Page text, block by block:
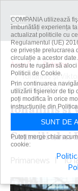
Acasă
Externe
Iohannis şi
Preşedinte al...
Iohannis şi
bate
Consiliului
Primanews | 10
COMPANIA utilizează
îmbunătăți experiența
actualizat politicile cu
Regulamentul (UE)
ce privește prelucrarea
circulație a acestor
nostru te rugăm să
Politicii de Cookie.
Prin continuarea
utilizării fişierelor de tip
poți modifica în orice
instrucțiunile din
SUNT DE
Puteți merge chiar
cookie: